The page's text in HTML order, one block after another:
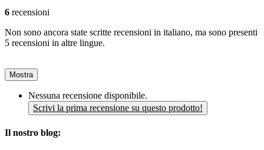
6 recensioni
Non sono ancora state scritte recensioni in italiano, ma sono presenti
5 recensioni in altre lingue.
Mostra
Nessuna recensione disponibile.
Scrivi la prima recensione su questo prodotto!
Il nostro blog: